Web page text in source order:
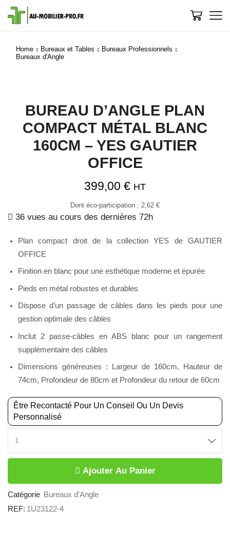
Home Bureaux et Tables
Bureaux Professionnels
Bureaux d'Angle
BUREAU D’ANGLE PLAN
COMPACT MÉTAL BLANC
160CM – YES GAUTIER
OFFICE
399,00 € HT
Dont éco-participation : 2,62 €
36 vues au cours des dernières 72h
Plan compact droit de la collection YES de GAUTIER
OFFICE
Finition en blanc pour une esthétique moderne et épurée
Pieds en métal robustes et durables
Dispose d’un passage de câbles dans les pieds pour une
gestion optimale des câbles
Inclut 2 passe-câbles en ABS blanc pour un rangement
supplémentaire des câbles
Dimensions généreuses : Largeur de 160cm, Hauteur de
74cm, Profondeur de 80cm et Profondeur du retour de 60cm
Être Recontacté Pour Un Conseil Ou Un Devis
Personnalisé
Ajouter Au Panier
Catégorie Bureaux d'Angle
REF: 1U23122-4